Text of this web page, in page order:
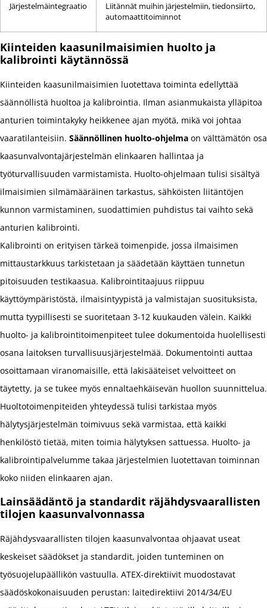
Järjestelmäintegraatio
Liitännät muihin järjestelmiin, tiedonsiirto,
automaattitoiminnot
Kiinteiden kaasunilmaisimien huolto ja
kalibrointi käytännössä
Kiinteiden kaasunilmaisimien luotettava toiminta edellyttää
säännöllistä huoltoa ja kalibrointia. Ilman asianmukaista ylläpitoa
anturien toimintakyky heikkenee ajan myötä, mikä voi johtaa
vaaratilanteisiin. Säännöllinen huolto-ohjelma on välttämätön osa
kaasunvalvontajärjestelmän elinkaaren hallintaa ja
työturvallisuuden varmistamista. Huolto-ohjelmaan tulisi sisältyä
ilmaisimien silmämääräinen tarkastus, sähköisten liitäntöjen
kunnon varmistaminen, suodattimien puhdistus tai vaihto sekä
anturien kalibrointi.
Kalibrointi on erityisen tärkeä toimenpide, jossa ilmaisimen
mittaustarkkuus tarkistetaan ja säädetään käyttäen tunnetun
pitoisuuden testikaasua. Kalibrointitaajuus riippuu
käyttöympäristöstä, ilmaisintyypistä ja valmistajan suosituksista,
mutta tyypillisesti se suoritetaan 3-12 kuukauden välein. Kaikki
huolto- ja kalibrointitoimenpiteet tulee dokumentoida huolellisesti
osana laitoksen turvallisuusjärjestelmää. Dokumentointi auttaa
osoittamaan viranomaisille, että lakisääteiset velvoitteet on
täytetty, ja se tukee myös ennaltaehkäisevän huollon suunnittelua.
Huoltotoimenpiteiden yhteydessä tulisi tarkistaa myös
hälytysjärjestelmän toimivuus sekä varmistaa, että kaikki
henkilöstö tietää, miten toimia hälytyksen sattuessa. Huolto- ja
kalibrointipalvelumme takaa järjestelmien luotettavan toiminnan
koko niiden elinkaaren ajan.
Lainsäädäntö ja standardit räjähdysvaarallisten
tilojen kaasunvalvonnassa
Räjähdysvaarallisten tilojen kaasunvalvontaa ohjaavat useat
keskeiset säädökset ja standardit, joiden tunteminen on
työsuojelupäällikön vastuulla. ATEX-direktiivit muodostavat
säädöskokonaisuuden perustan: laitedirektiivi 2014/34/EU